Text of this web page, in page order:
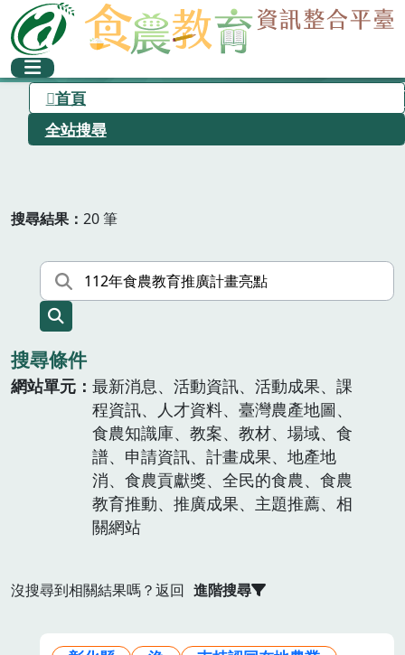
首頁
全站搜尋
搜尋結果 20 筆
搜尋條件
網站單元
最新消息、活動資訊、活動成果、課
程資訊、人才資料、臺灣農產地圖、
食農知識庫、教案、教材、場域、食
譜、申請資訊、計畫成果、地產地
消、食農貢獻獎、全民的食農、食農
教育推動、推廣成果、主題推薦、相
關網站
沒搜尋到相關結果嗎？返回 進階搜尋